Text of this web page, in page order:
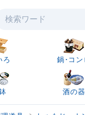
検索
ろ 鍋･コン
酒の器